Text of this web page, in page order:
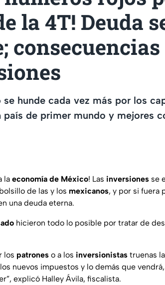
la 4T! Deuda
hunde cada vez más por los
país de primer mundo y mejores
la economía de México! Las inversiones se
de las y los mexicanos, y por si fuera
una deuda eterna.
hicieron todo lo posible por tratar de
los patrones o a los inversionistas truenas la
nuevos impuestos y lo demás que
”, explicó Halley Ávila, fiscalista.